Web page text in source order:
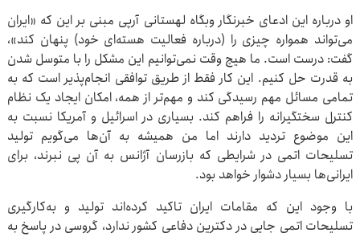
او درباره این ادعای خبرنگار وبگاه لهستانی آرپی مبنی بر این که «ایران
می‌تواند همواره چیزی را (درباره فعالیت هسته‌ای خود) پنهان کند»،
گفت: درست است. ما هیچ وقت نمی‌توانیم این مشکل را با متوسل شدن
به قدرت حل کنیم. این کار فقط از طریق توافقی انجام‌پذیر است که به
تمامی مسائل مهم رسیدگی کند و مهم‌تر از همه، امکان ایجاد یک نظام
کنترل سختگیرانه را فراهم کند. بسیاری در اسرائیل و آمریکا نسبت به
این موضوع تردید دارند اما من همیشه به آن‌ها می‌گویم تولید
تسلیحات اتمی در شرایطی که بازرسان آژانس به آن پی نبرند، برای
ایرانی‌ها بسیار دشوار خواهد بود.
با وجود این که مقامات ایران تاکید کرده‌اند تولید و به‌کارگیری
تسلیحات اتمی جایی در دکترین دفاعی کشور ندارد، گروسی در پاسخ به